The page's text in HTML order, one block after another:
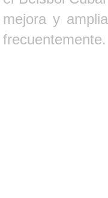
mejora y
frecuentemente.